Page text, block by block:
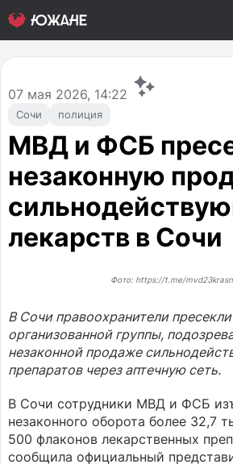
Сочи полиция
07 мая 2026, 14:22
МВД и ФСБ
незаконную
лекарств в Сочи
Фото: https://t.me/
В Сочи правоохранители
организованной группы,
незаконной продаже
препаратов через аптечную сеть.
В Сочи сотрудники МВД и ФСБ
незаконного оборота более 32,7
500 флаконов лекарственных
сообщила официальный